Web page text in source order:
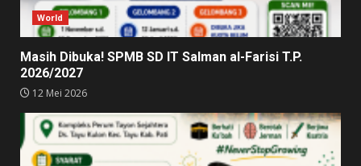
World
Masih Dibuka! SPMB SD IT Salman al-Farisi T.P.
2026/2027
12 Mei 2026